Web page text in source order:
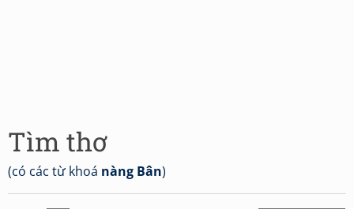
Tìm thơ
(có các từ khoá nàng Bân)